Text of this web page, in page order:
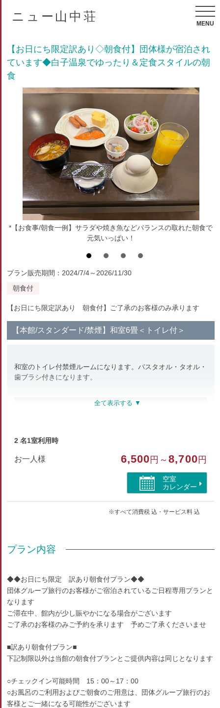
ニュー山中荘
MENU
【お日にち限定訳あり◇朝食付】団体様が宿泊され
ています◆白子温泉でゆったり＆定食スタイルの朝
食
*【お食事/朝食一例】サラダや焼き魚などバランスの取れた朝食で
元気いっぱい！
プラン販売期間：2024/7/4～2026/11/30
朝食付
【お日にち限定訳あり 朝食付】ご了承のお客様のみ承ります
【本館/スタンダード/禁煙】和室6畳＜トイレ付＞
和室のトイレ付禁煙ルームになります。バスタオル・タオル・
歯ブラシ付きになります。
部屋特徴
バス/トイレ
2 名1室利用時
お一人様 6,500 円～8,700 円
空室
カレンダー
※すべて消費税 込・サービス料 込
プラン内容
◆◆お日にち限定 訳あり朝食付プラン◆◆
団体グループ旅行のお客様がご宿泊されているご日程専用プランと
なります
ご滞在中、館内が少し賑やかになる場合がございます
ご了承のお客様のみご予約を承ります 予めご了承くださいませ
■訳あり朝食付プラン■
下記制限以外は当館の朝食付プランとご提供内容は同じとなります
○チェックイン可能時間 15：00～17：00
○お風呂のご利用およびご朝食のご用意は、団体グループ旅行のお
客様とご一緒になる可能性がございます